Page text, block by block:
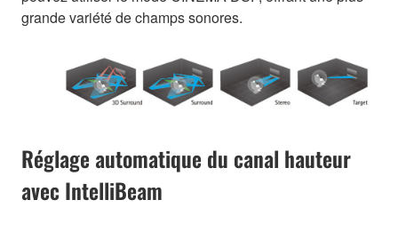
grande variété de champs sonores.
Réglage automatique du canal hauteur
avec IntelliBeam